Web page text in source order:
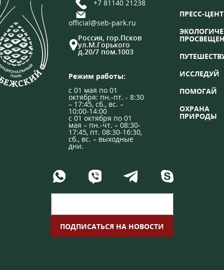
+7 81140 21238
official@seb-park.ru
Россия, гор.Псков
ул.М.Горького
д.20/7 пом.1003
Режим работы:
с 01 мая по 01
октября: пн.-пт. - 8:30
– 17:45, сб., вс. –
10:00-14:00
с 01 октября по 01
мая – пн.-чт. – 08:30-
17:45, пт. 08:30-16:30,
сб., вс. – выходные
дни.
ПРЕСС-
ИССЛЕДУЙ
ПОМОГАЙ
ОХРАНА
ПРИРОДЫ